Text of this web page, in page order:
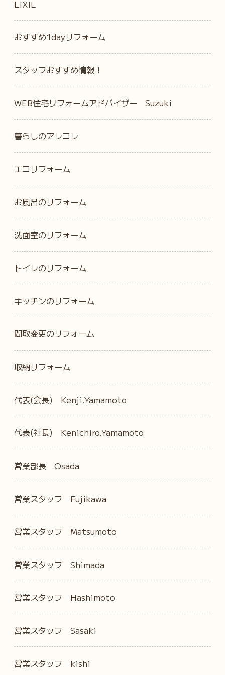
LIXIL
おすすめ1dayリフォーム
スタッフおすすめ情報！
WEB住宅リフォームアドバイザー Suzuki
暮らしのアレコレ
エコリフォーム
お風呂のリフォーム
洗面室のリフォーム
トイレのリフォーム
キッチンのリフォーム
間取変更のリフォーム
収納リフォーム
代表(会長) Kenji.Yamamoto
代表(社長) Kenichiro.Yamamoto
営業部長 Osada
営業スタッフ Fujikawa
営業スタッフ Matsumoto
営業スタッフ Shimada
営業スタッフ Hashimoto
営業スタッフ Sasaki
営業スタッフ kishi